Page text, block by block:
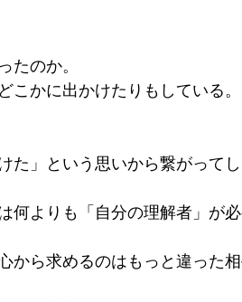
たのか。
かに出かけたりもしている。
た」という思いから繋がって
何よりも「自分の理解者」が
から求めるのはもっと違った